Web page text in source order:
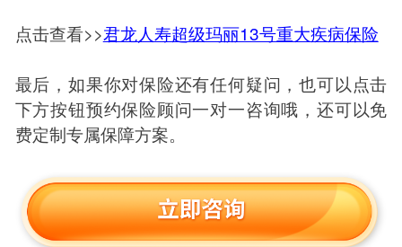
点击查看>>君龙人寿超级玛丽13号重大疾病保险
最后，如果你对保险还有任何疑问，也可以点击
下方按钮预约保险顾问一对一咨询哦，还可以免
费定制专属保障方案。